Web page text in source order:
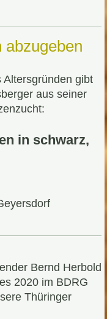
abzugeben
gibt
aus seiner
in schwarz,
Bernd Herbold
2020 im BDRG
Thüringer